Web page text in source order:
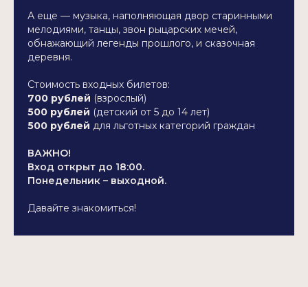
А еще — музыка, наполняющая двор старинными
мелодиями, танцы, звон рыцарских мечей,
обнажающий легенды прошлого, и сказочная
деревня.
Стоимость входных билетов:
700 рублей (взрослый)
500 рублей (детский от 5 до 14 лет)
500 рублей для льготных категорий граждан
ВАЖНО!
Вход открыт до 18:00.
Понедельник – выходной.
Давайте знакомиться!